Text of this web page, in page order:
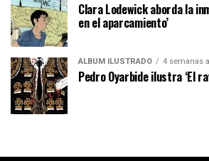
Clara Lodewick aborda la
en el aparcamiento’
ÁLBUM ILUSTRADO 4 semanas
Pedro Oyarbide ilustra ‘El